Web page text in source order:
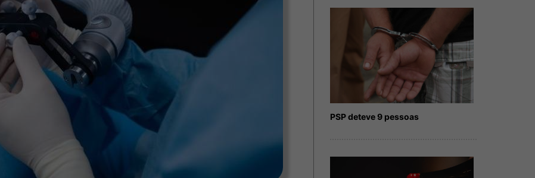
PSP deteve 9 pessoas